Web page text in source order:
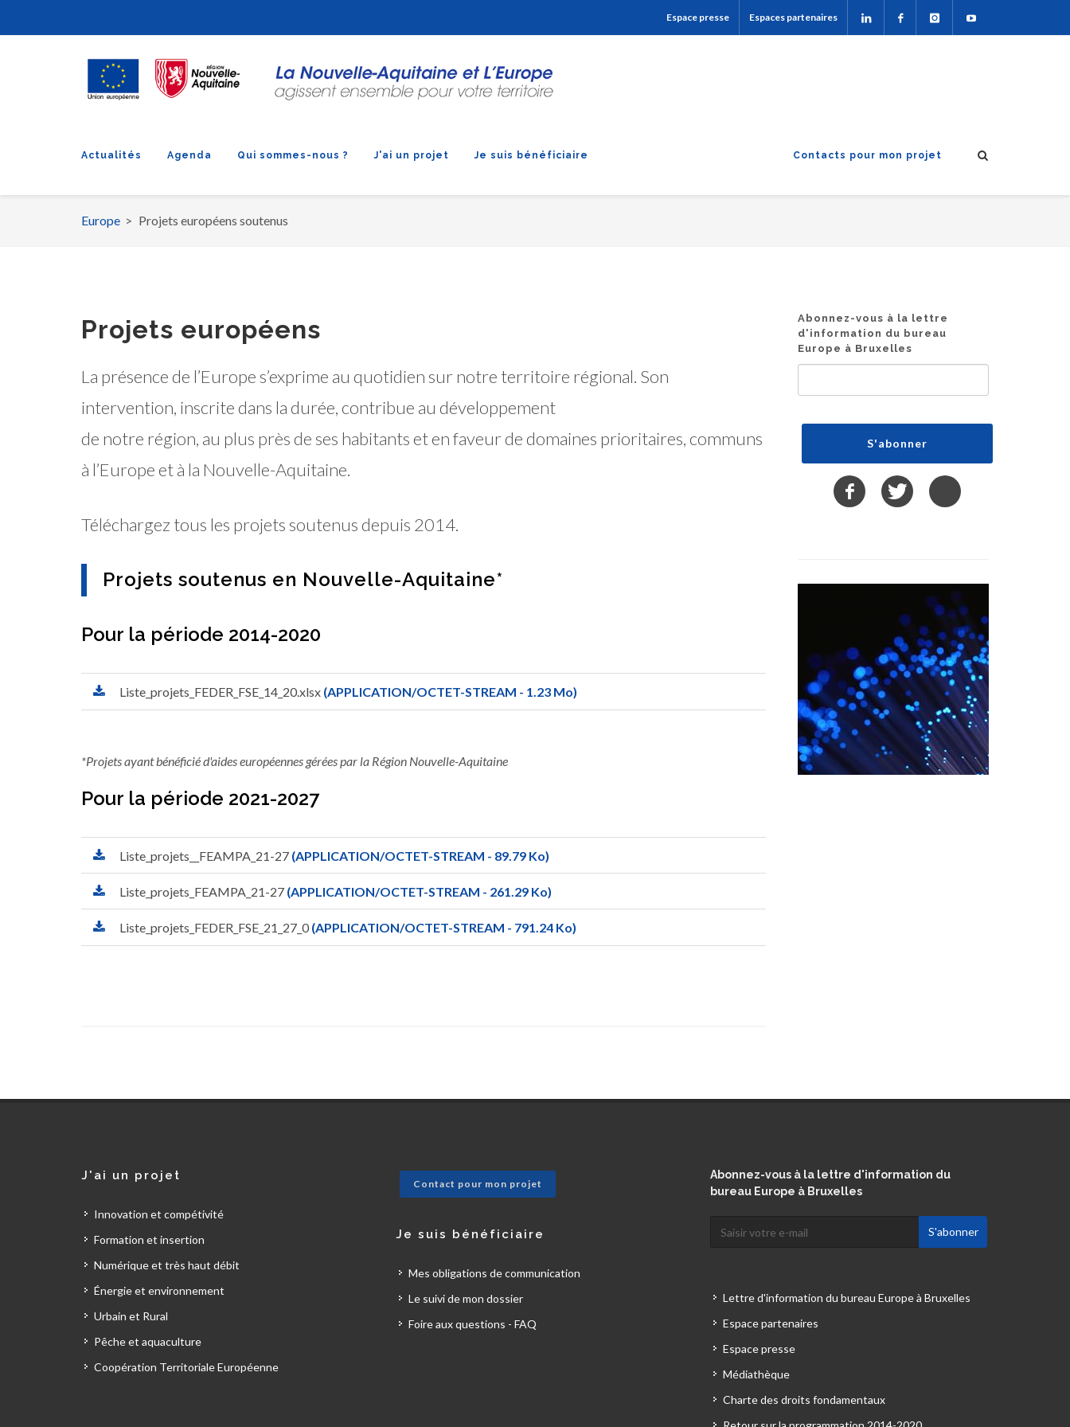
Espace presse Espaces partenaires
Actualités Agenda Qui sommes-nous ? J'ai un projet Je suis bénéficiaire Contacts pour mon projet
Fil
Europe Projets européens soutenus
Projets européens
La présence de l’Europe s’exprime au quotidien sur notre territoire régional. Son
intervention, inscrite dans la durée, contribue au développement
de notre région, au plus près de ses habitants et en faveur de domaines prioritaires, communs
à l’Europe et à la Nouvelle-Aquitaine.
Téléchargez tous les projets soutenus depuis 2014.
Projets soutenus en Nouvelle-Aquitaine*
Pour la période 2014-2020
Liste_projets_FEDER_FSE_14_20.xlsx (APPLICATION/OCTET-STREAM - 1.23 Mo)
*Projets ayant bénéficié d'aides européennes gérées par la Région Nouvelle-Aquitaine
Pour la période 2021-2027
Liste_projets__FEAMPA_21-27 (APPLICATION/OCTET-STREAM - 89.79 Ko)
Liste_projets_FEAMPA_21-27 (APPLICATION/OCTET-STREAM - 261.29 Ko)
Liste_projets_FEDER_FSE_21_27_0 (APPLICATION/OCTET-STREAM - 791.24 Ko)
Abonnez-vous à la lettre
d'information du bureau
Europe à Bruxelles
J'ai un projet
Innovation et compétivité
Formation et insertion
Numérique et très haut débit
Énergie et environnement
Urbain et Rural
Pêche et aquaculture
Coopération Territoriale Européenne
Contact pour mon projet
Je suis bénéficiaire
Mes obligations de communication
Le suivi de mon dossier
Foire aux questions - FAQ
Abonnez-vous à la lettre d'information du
bureau Europe à Bruxelles
Lettre d'information du bureau Europe à Bruxelles
Espace partenaires
Espace presse
Médiathèque
Charte des droits fondamentaux